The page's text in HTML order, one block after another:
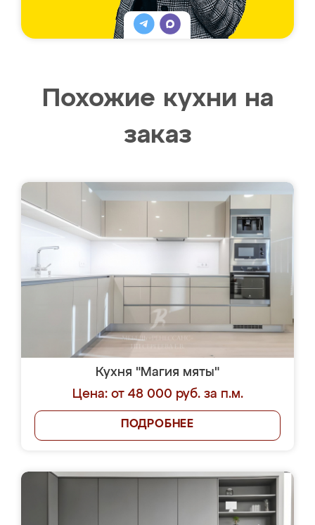
Похожие кухни на
заказ
Кухня "Магия мяты"
Цена: от 48 000 руб. за п.м.
ПОДРОБНЕЕ